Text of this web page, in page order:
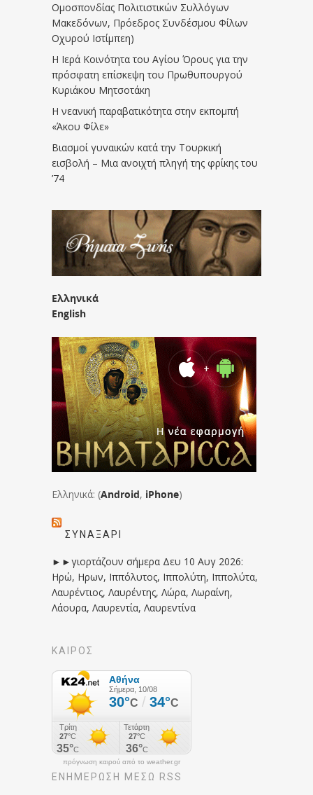
Ομοσπονδίας Πολιτιστικών Συλλόγων
Μακεδόνων, Πρόεδρος Συνδέσμου Φίλων
Οχυρού Ιστίμπεη)
Η Ιερά Κοινότητα του Αγίου Όρους για την
πρόσφατη επίσκεψη του Πρωθυπουργού
Κυριάκου Μητσοτάκη
Η νεανική παραβατικότητα στην εκπομπή
«Άκου Φίλε»
Βιασμοί γυναικών κατά την Τουρκική
εισβολή – Μια ανοιχτή πληγή της φρίκης του
’74
Ελληνικά
English
Ελληνικά: (Android, iPhone)
ΣΥΝΑΞΆΡΙ
►►γιορτάζουν σήμερα Δευ 10 Αυγ 2026:
Ηρώ, Ηρων, Ιππόλυτος, Ιππολύτη, Ιππολύτα,
Λαυρέντιος, Λαυρέντης, Λώρα, Λωραίνη,
Λάουρα, Λαυρεντία, Λαυρεντίνα
ΚΑΙΡΟΣ
πρόγνωση καιρού από το weather.gr
ΕΝΗΜΈΡΩΣΉ ΜΕΣΩ RSS